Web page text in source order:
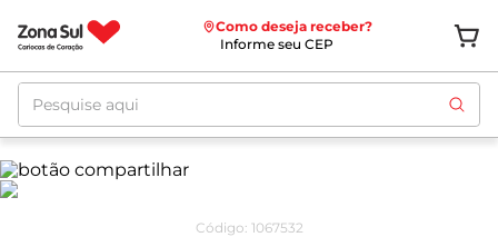
Como deseja receber?
Informe seu CEP
Pesquise aqui
Código: 1067532